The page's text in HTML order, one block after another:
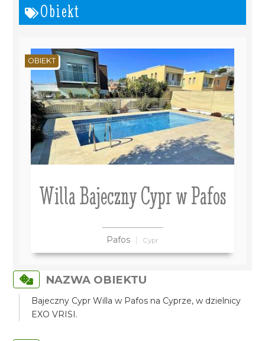
Obiekt
Willa Bajeczny Cypr w Pafos
Pafos Cypr
OBIEKT
NAZWA OBIEKTU
Bajeczny Cypr Willa w Pafos na Cyprze, w dzielnicy
EXO VRISI.